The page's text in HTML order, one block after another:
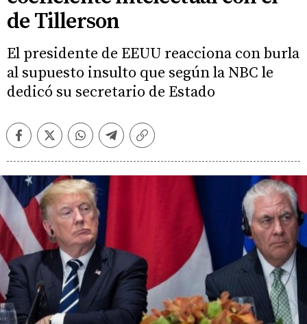
de Tillerson
El presidente de EEUU reacciona con burla
al supuesto insulto que según la NBC le
dedicó su secretario de Estado
FacebookTwitterWhatsappTelegramCopiar